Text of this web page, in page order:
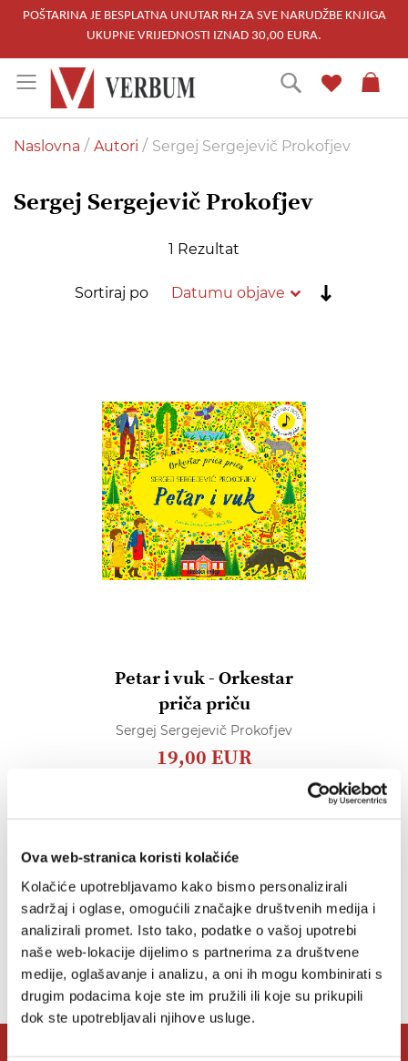
Ova web-stranica koristi kolačiće
Kolačiće upotrebljavamo kako bismo personalizirali
sadržaj i oglase, omogućili značajke društvenih medija i
analizirali promet. Isto tako, podatke o vašoj upotrebi
naše web-lokacije dijelimo s partnerima za društvene
medije, oglašavanje i analizu, a oni ih mogu kombinirati s
drugim podacima koje ste im pružili ili koje su prikupili
dok ste upotrebljavali njihove usluge.
POŠTARINA JE BESPLATNA UNUTAR RH ZA SVE NARUDŽBE KNJIGA
UKUPNE VRIJEDNOSTI IZNAD 30,00 EURA.
to
Content
Traži
Naslovna Autori Sergej Sergejevič Prokofjev
Sergej Sergejevič Prokofjev
1 Rezultat
Sortiraj po
Petar i vuk - Orkestar
priča priču
Sergej Sergejevič Prokofjev
19,00 EUR
u
Lista želja
Nemate artikala u svojoj listi želja.